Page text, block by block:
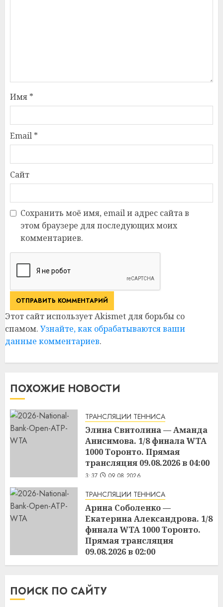
Имя *
Email *
Сайт
Сохранить моё имя, email и адрес сайта в
этом браузере для последующих моих
комментариев.
Этот сайт использует Akismet для борьбы со
спамом. Узнайте, как обрабатываются ваши
данные комментариев.
ПОХОЖИЕ НОВОСТИ
ТРАНСЛЯЦИИ ТЕННИСА
Элина Свитолина — Аманда
Анисимова. 1/8 финала WTA
1000 Торонто. Прямая
трансляция 09.08.2026 в 04:00
3:37 09.08.2026
ТРАНСЛЯЦИИ ТЕННИСА
Арина Соболенко —
Екатерина Александрова. 1/8
финала WTA 1000 Торонто.
Прямая трансляция
09.08.2026 в 02:00
3:36 09.08.2026
ПОИСК ПО САЙТУ